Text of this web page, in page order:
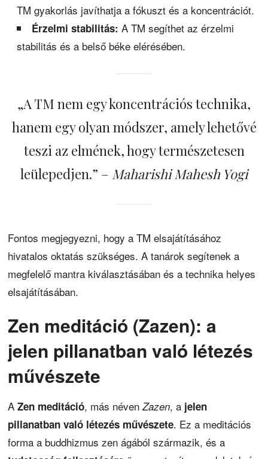
TM gyakorlás javíthatja a fókuszt és a koncentrációt.
Érzelmi stabilitás: A TM segíthet az érzelmi
stabilitás és a belső béke elérésében.
„A TM nem egy koncentrációs technika,
hanem egy olyan módszer, amely lehetővé
teszi az elmének, hogy természetesen
leülepedjen.” – Maharishi Mahesh Yogi
Fontos megjegyezni, hogy a TM elsajátításához
hivatalos oktatás szükséges. A tanárok segítenek a
megfelelő mantra kiválasztásában és a technika helyes
elsajátításában.
Zen meditáció (Zazen): a
jelen pillanatban való létezés
művészete
AZen meditáció, más névenZazen, a jelen
pillanatban való létezés művészete. Ez a meditációs
forma a buddhizmus zen ágából származik, és a